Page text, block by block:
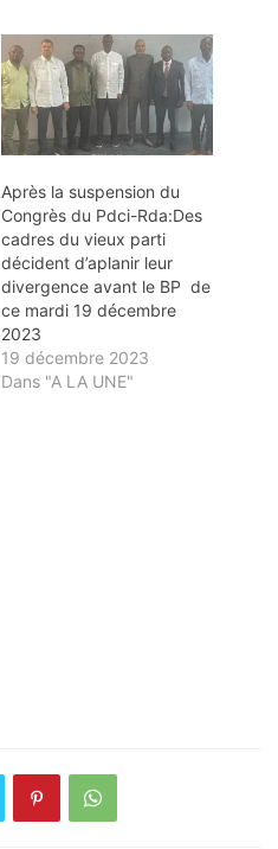
Après la suspension du
Congrès du Pdci-Rda:Des
cadres du vieux parti
décident d’aplanir leur
divergence avant le BP de
ce mardi 19 décembre
2023
19 décembre 2023
Dans "A LA UNE"